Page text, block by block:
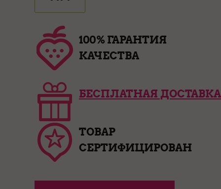
100% ГАРАНТИЯ
КАЧЕСТВА
БЕСПЛАТНАЯ ДОСТАВКА
ТОВАР
СЕРТИФИЦИРОВАН